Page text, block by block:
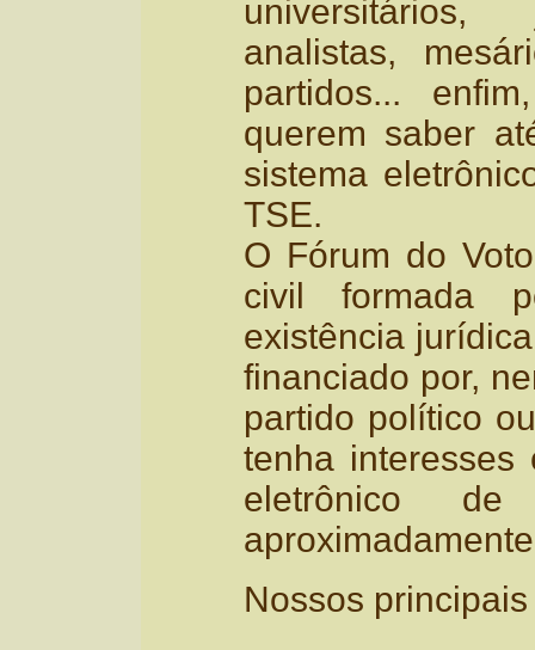
universitários,
analistas,
partidos...
querem saber
sistema
TSE.
O Fórum do
civil formada
existência
financiado por,
partido político
tenha interesses
eletrônico
Nossos